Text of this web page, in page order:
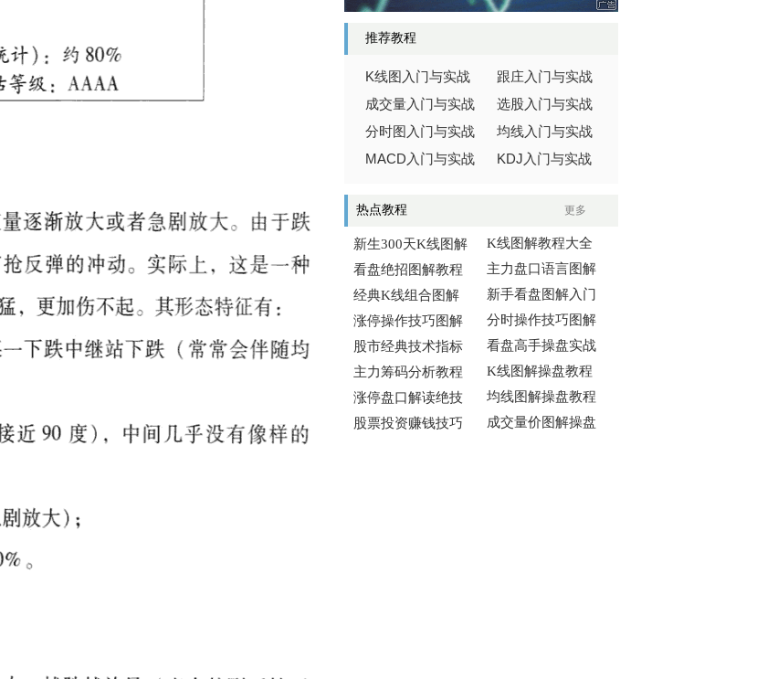
推荐教程
K线图入门与实战
成交量入门与实战
分时图入门与实战
MACD 入门与实战
跟庄入门与实战
选股入门与实战
均线入门与实战
KDJ 入门与实战
热点教程 更多
新生300天K线图解
看盘绝招图解教程
经典K线组合图解
涨停操作技巧图解
股市经典技术指标
主力筹码分析教程
涨停盘口解读绝技
股票投资赚钱技巧
K线图解教程大全
主力盘口语言图解
新手看盘图解入门
分时操作技巧图解
看盘高手操盘实战
K线图解操盘教程
均线图解操盘教程
成交量价图解操盘